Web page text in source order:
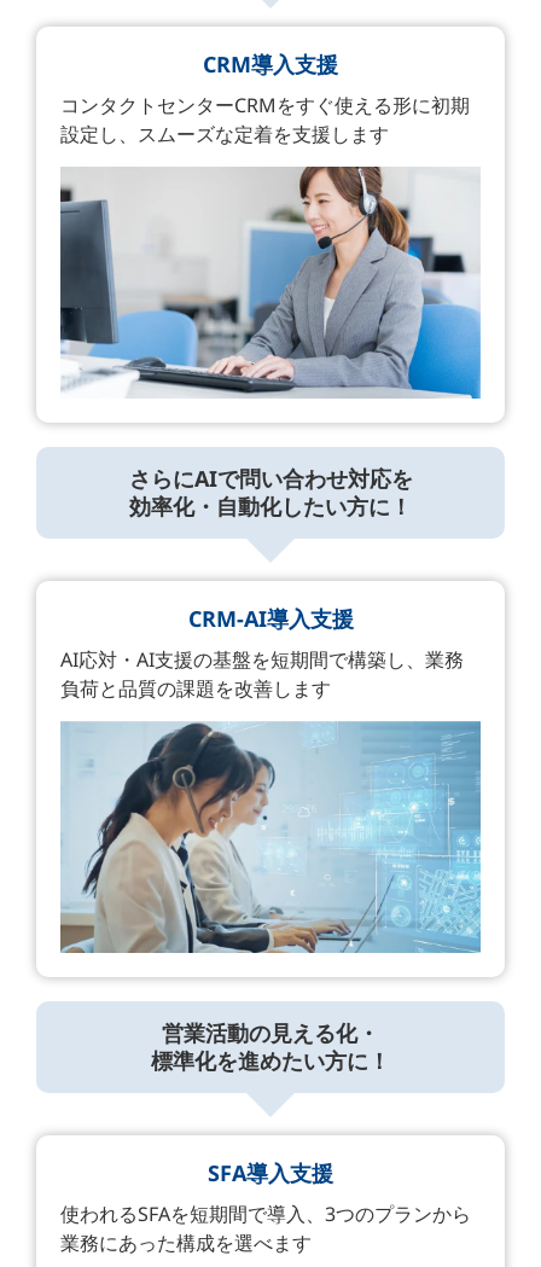
CRM導入支援
コンタクトセンターCRMをすぐ使える形に初期
設定し、スムーズな定着を支援します
さらにAIで問い合わせ対応を
効率化・自動化したい方に！
CRM-AI導入支援
AI応対・AI支援の基盤を短期間で構築し、業務
負荷と品質の課題を改善します
営業活動の見える化・
標準化を進めたい方に！
SFA導入支援
使われるSFAを短期間で導入、3つのプランから
業務にあった構成を選べます